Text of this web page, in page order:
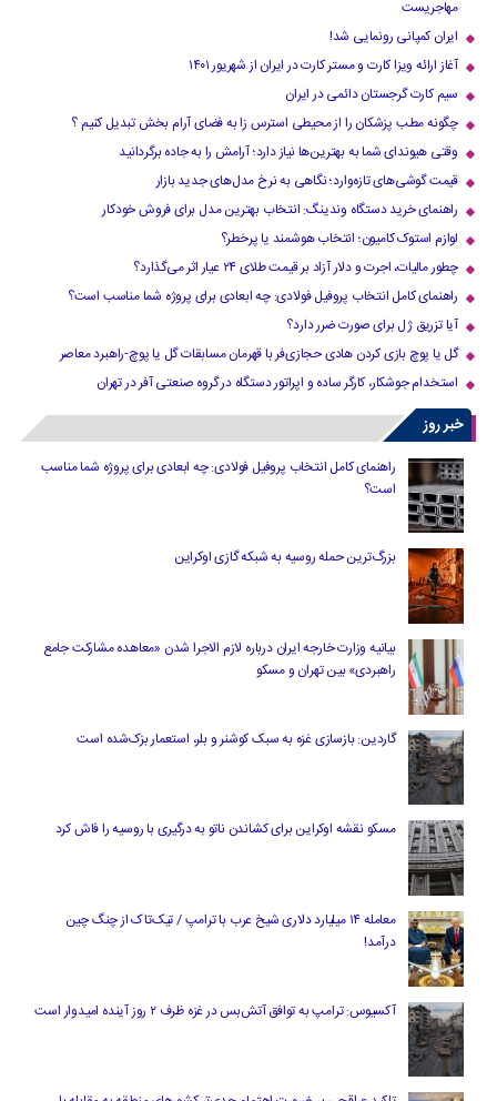
مهاجریست
ایران کمپانی رونمایی شد!
آغاز ارائه ویزا کارت و مستر کارت در ایران از شهریور ۱۴۰۱
سیم کارت گرجستان دائمی در ایران
چگونه مطب پزشکان را از محیطی استرس زا به فضای آرام بخش تبدیل کنیم ؟
وقتی هیوندای شما به بهترین‌ها نیاز دارد؛ آرامش را به جاده برگردانید
قیمت گوشی‌های تازه‌وارد؛ نگاهی به نرخ مدل‌های جدید بازار
راهنمای خرید دستگاه وندینگ: انتخاب بهترین مدل برای فروش خودکار
لوازم استوک کامیون؛ انتخاب هوشمند یا پرخطر؟
چطور مالیات، اجرت و دلار آزاد بر قیمت طلای ۲۴ عیار اثر می‌گذارد؟
راهنمای کامل انتخاب پروفیل فولادی: چه ابعادی برای پروژه شما مناسب است؟
آیا تزریق ژل برای صورت ضرر دارد​؟
گل یا پوچ بازی کردن هادی حجازی‌فر با قهرمان مسابقات گل یا پوچ-راهبرد معاصر
استخدام جوشکار، کارگر ساده و اپراتور دستگاه در گروه صنعتی آفر در تهران
خبر روز
راهنمای کامل انتخاب پروفیل فولادی: چه ابعادی برای پروژه شما مناسب
است؟
بزرگ‌ترین حمله روسیه به شبکه گازی اوکراین
بیانیه وزارت خارجه ایران درباره لازم‌ الاجرا شدن «معاهده مشارکت جامع
راهبردی» بین تهران و مسکو
گاردین: بازسازی غزه به سبک کوشنر و بلر، استعمار بزک‌شده است
مسکو نقشه اوکراین برای کشاندن ناتو به درگیری با روسیه را فاش کرد
معامله ۱۴ میلیارد دلاری شیخ عرب با ترامپ / تیک‌تاک از چنگ چین
درآمد!
آکسیوس: ترامپ به توافق آتش‌بس در غزه ظرف ۲ روز آینده امیدوار است